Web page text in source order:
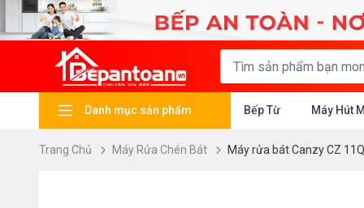
Danh mục sản phẩm Bếp Từ Máy Hút
Trang Chủ Máy Rửa Chén Bát Máy rửa bát Canzy CZ